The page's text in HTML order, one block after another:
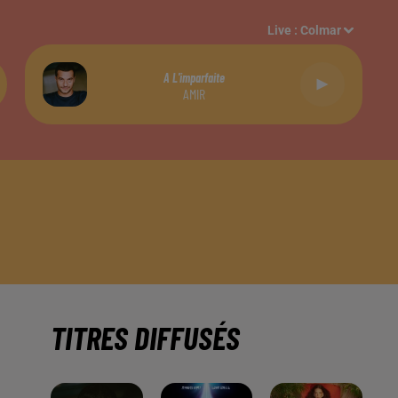
Live :Colmar
A L'imparfaite
AMIR
TITRES DIFFUSÉS